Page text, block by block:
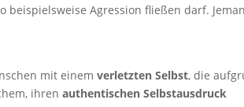
beispielsweise Agression fließen darf.
mit einemverletzten Selbst, die
ihrenauthentischen Selbstausdruck